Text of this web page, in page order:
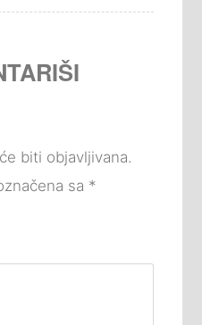
biti objavljivana.
sa *